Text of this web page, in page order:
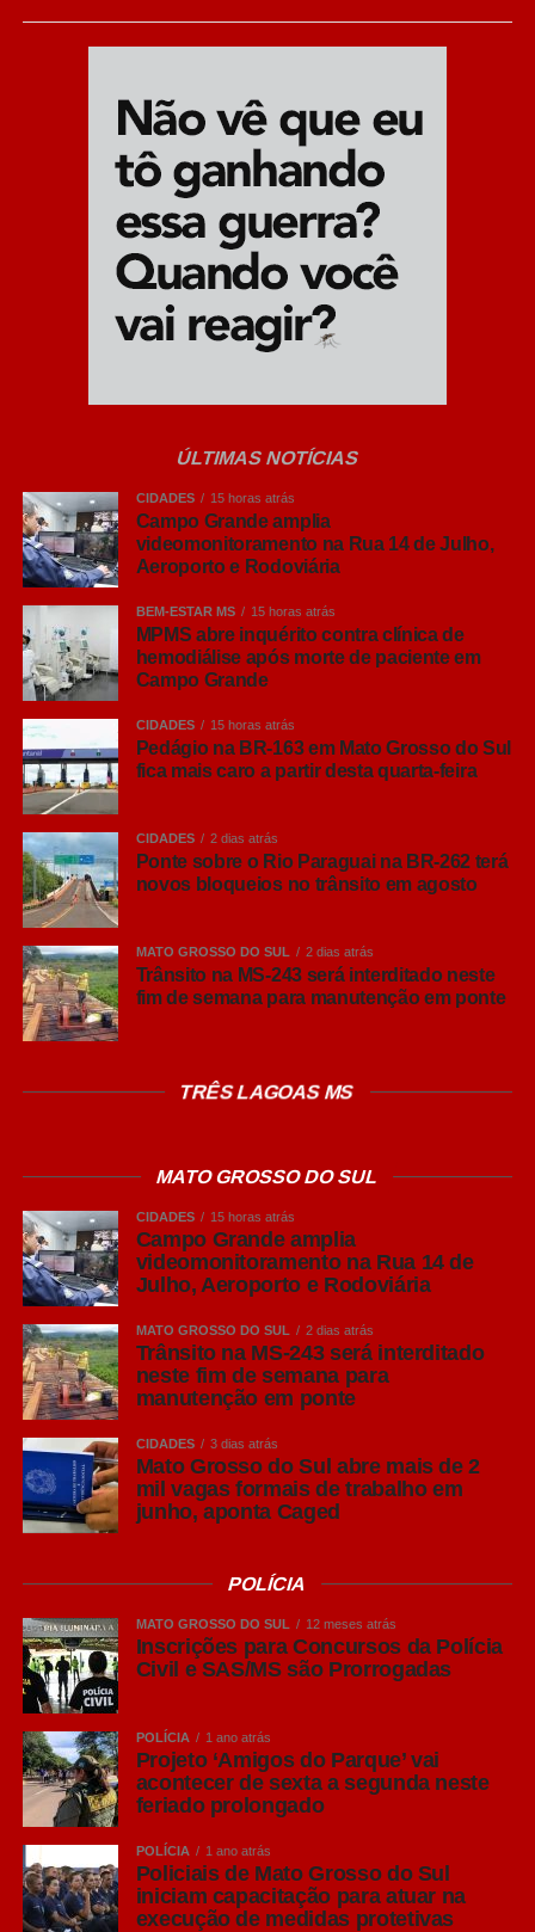
população e prioriza locais com grande fluxo de
no comércio central, combater o transporte clandestino de
passageiros e coibir infrações de trânsito que travam o
fluxo, como paradas em fila dupla e estacionamento
Fiscalização humanizada:
aplicam multas automaticamente; todas as
imagens são analisadas em tempo real por
agentes de trânsito e guardas municipais antes de
condutas graves, como a obstrução de vias e o
Ação preventiva:Identificação de rotas com
gargalos viários e apoio imediato a
movimentações suspeitas ou ilícitos.
Leia Também: Corumbá Recebe Mais
de R$ 67 Milhões para Deixar Água e
Esgoto Mais Modernos
A gestão municipal destaca que a presença do olho
eletrônico nestes locais reforça a segurança pública,
organiza a mobilidade urbana e traz mais tranquilidade
para quem trabalha ou circula por esses pontos da
capital.
COMENTE ABAIXO:
Facebook
Messenger
LinkedIn
Share
ÚLTIMAS NOTÍCIAS
CIDADES 15 horas atrás
Campo Grande amplia
videomonitoramento na Rua 14 de Julho,
Aeroporto e Rodoviária
BEM-ESTAR MS 15 horas atrás
MPMS abre inquérito contra clínica de
hemodiálise após morte de paciente em
Campo Grande
CIDADES 15 horas atrás
Pedágio na BR-163 em Mato Grosso do Sul
fica mais caro a partir desta quarta-feira
CIDADES 2 dias atrás
Ponte sobre o Rio Paraguai na BR-262 terá
novos bloqueios no trânsito em agosto
MATO GROSSO DO SUL 2 dias atrás
Trânsito na MS-243 será interditado neste
fim de semana para manutenção em ponte
TRÊS LAGOAS MS
MATO GROSSO DO SUL
CIDADES 15 horas atrás
Campo Grande amplia
videomonitoramento na Rua 14 de
Julho, Aeroporto e Rodoviária
MATO GROSSO DO SUL 2 dias atrás
Trânsito na MS-243 será interditado
neste fim de semana para
manutenção em ponte
CIDADES 3 dias atrás
Mato Grosso do Sul abre mais de 2
mil vagas formais de trabalho em
junho, aponta Caged
POLÍCIA
MATO GROSSO DO SUL 12 meses atrás
Inscrições para Concursos da Polícia
Civil e SAS/MS são Prorrogadas
POLÍCIA 1 ano atrás
Projeto ‘Amigos do Parque’ vai
acontecer de sexta a segunda neste
feriado prolongado
POLÍCIA 1 ano atrás
Policiais de Mato Grosso do Sul
iniciam capacitação para atuar na
execução de medidas protetivas